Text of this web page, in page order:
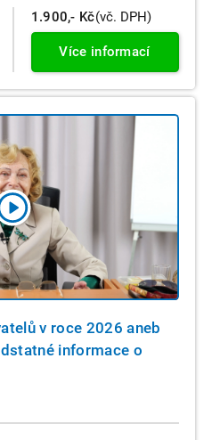
1.900,- Kč(vč. DPH)
Více informací
v roce 2026 aneb
informace o